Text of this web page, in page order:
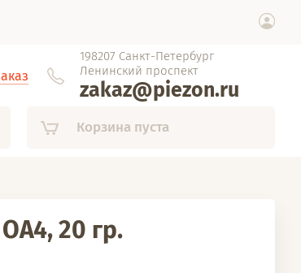
198207 Санкт-Петербург
Ленинский проспект
zakaz@piezon.ru
Корзина пуста
20 гр.